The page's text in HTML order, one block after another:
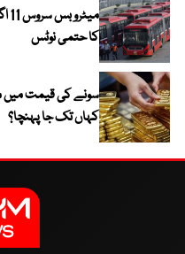
کا حتمی نوٹس
سونے کی قیمت میں
کہاں تک جا پہنچا؟